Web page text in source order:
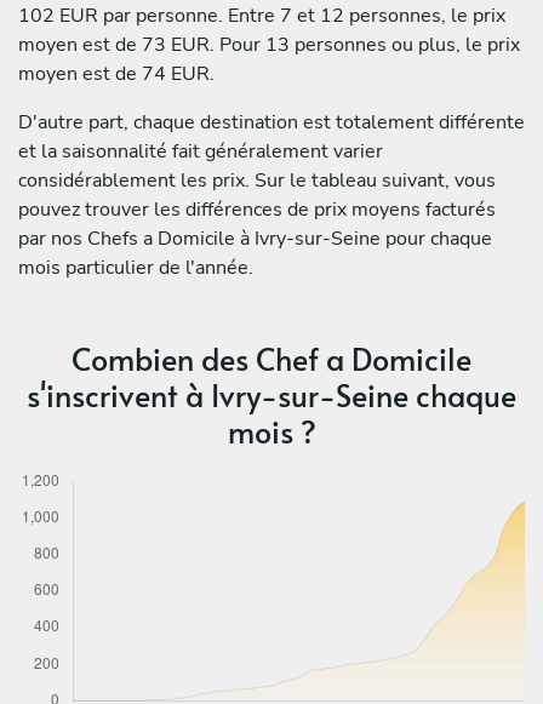
102 EUR par personne. Entre 7 et 12 personnes, le prix
moyen est de 73 EUR. Pour 13 personnes ou plus, le prix
moyen est de 74 EUR.
D'autre part, chaque destination est totalement différente
et la saisonnalité fait généralement varier
considérablement les prix. Sur le tableau suivant, vous
pouvez trouver les différences de prix moyens facturés
par nos Chefs a Domicile à Ivry-sur-Seine pour chaque
mois particulier de l'année.
Combien des Chef a Domicile
s'inscrivent à Ivry-sur-Seine chaque
mois ?